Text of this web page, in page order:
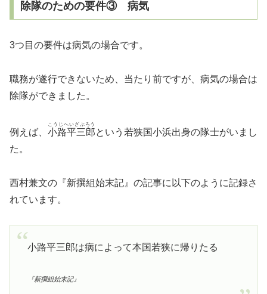
除隊のための要件③ 病気
3つ目の要件は病気の場合です。
職務が遂行できないため、当たり前ですが、病気の場合は
除隊ができました。
例えば、 小路平三郎
こうじへいざぶろう
という若狭国小浜出身の隊士がいまし
た。
西村兼文の『新撰組始末記』の記事に以下のように記録さ
れています。
小路平三郎は病によって本国若狭に帰りたる
『新撰組始末記』